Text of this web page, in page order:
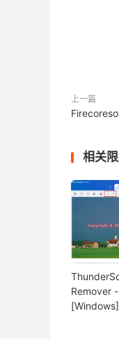
上一篇
相关
Remover